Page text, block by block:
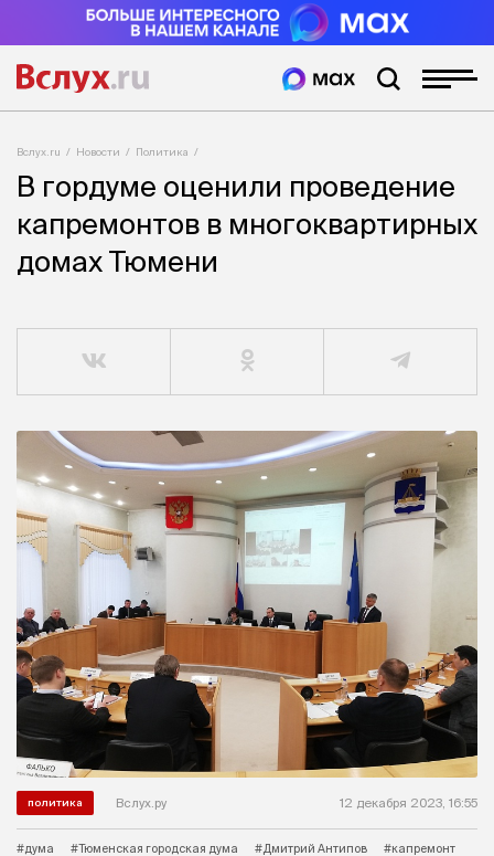
Вслух.ru Новости Политика
В гордуме оценили проведение
капремонтов в многоквартирных
домах Тюмени
политика Вслух.ру 12 декабря 2023, 16:55
#дума #Тюменская городская дума #Дмитрий Антипов
#капремонт